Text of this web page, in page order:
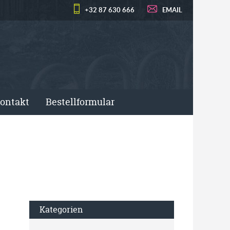
+32 87 630 666 EMAIL
Bestellformular
Kategorien